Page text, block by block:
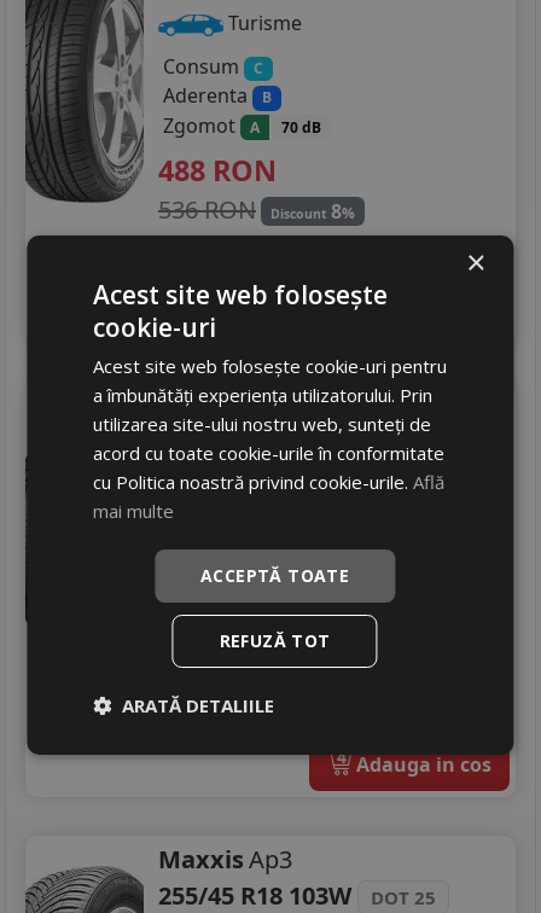
Turisme
Consum
C
Aderenta B
Zgomot A 70 dB
488 RON
536 RON Discount 8%
livrare 2/3 zile
4 Adauga in cos
NankangSv-55
255/45 R18 103V
DOT 22
Turisme
Consum
Aderenta C
Zgomot B 73 dB
536RON
626 RON Discount14%
4 Adauga in cos
MaxxisAp3
255/45 R18 103W
DOT 25
×
Acest site web folosește
cookie-uri
Acest site web folosește cookie-uri pentru
a îmbunătăți experiența utilizatorului. Prin
utilizarea site-ului nostru web, sunteți de
acord cu toate cookie-urile în conformitate
cu Politica noastră privind cookie-urile.Află
mai multe
ACCEPTĂ TOATE
REFUZĂ TOT
ARATĂ DETALIILE